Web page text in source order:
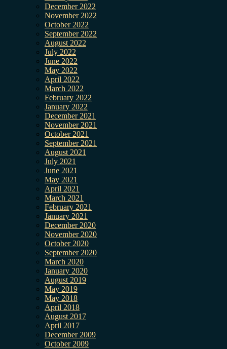
December 2022
November 2022
October 2022
September 2022
August 2022
July 2022
June 2022
May 2022
April 2022
March 2022
February 2022
January 2022
December 2021
November 2021
October 2021
September 2021
August 2021
July 2021
June 2021
May 2021
April 2021
March 2021
February 2021
January 2021
December 2020
November 2020
October 2020
September 2020
March 2020
January 2020
August 2019
May 2019
May 2018
April 2018
August 2017
April 2017
December 2009
October 2009